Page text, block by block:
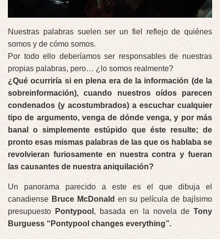
Nuestras palabras suelen ser un fiel reflejo de quiénes
somos y de cómo somos.
Por todo ello deberíamos ser responsables de nuestras
propias palabras, pero… ¿lo somos realmente?
¿Qué ocurriría si en plena era de la información (de la
sobreinformación), cuando nuestros oídos parecen
condenados (y acostumbrados) a escuchar cualquier
tipo de argumento, venga de dónde venga, y por más
banal o simplemente estúpido que éste resulte; de
pronto esas mismas palabras de las que os hablaba se
revolvieran furiosamente en nuestra contra y fueran
las causantes de nuestra aniquilación?
Un panorama parecido a este es el que dibuja el
canadiense Bruce McDonald en su película de bajísimo
presupuesto
Pontypool , basada en la novela deTony
Burguess “Pontypool changes everything”.